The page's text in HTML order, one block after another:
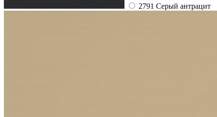
2791 Серый антрацит